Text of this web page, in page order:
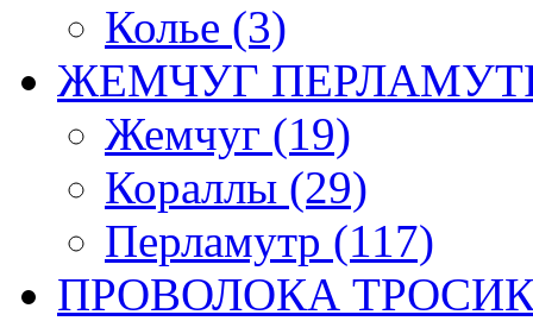
Колье (3)
ЖЕМЧУГ
Жемчуг (19)
Кораллы (29)
Перламутр (117)
ПРОВОЛОКА